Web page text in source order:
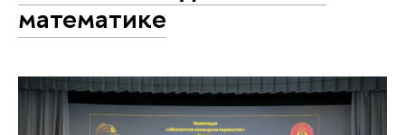
математике